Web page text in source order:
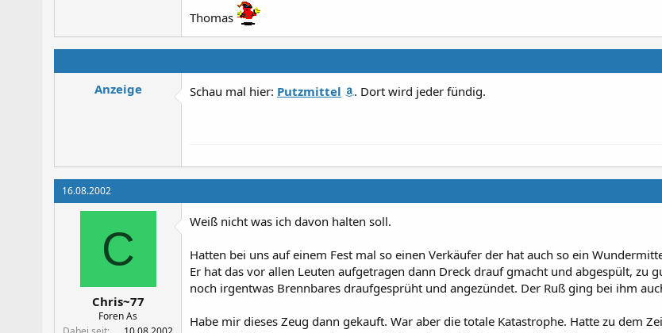
Thomas
Anzeige Schau mal hier: Putzmittel . Dort wird jeder fündig.
16.08.2002
C
Chris~77
Foren As
Weiß nicht was ich davon halten soll.
Hatten bei uns auf einem Fest mal so einen Verkäufer der hat auch so ein
Er hat das vor allen Leuten aufgetragen dann Dreck drauf gmacht und abgespült, zu
noch irgentwas Brennbares draufgesprüht und angezündet. Der Ruß ging bei ihm
Habe mir dieses Zeug dann gekauft. War aber die totale Katastrophe. Hatte zu dem